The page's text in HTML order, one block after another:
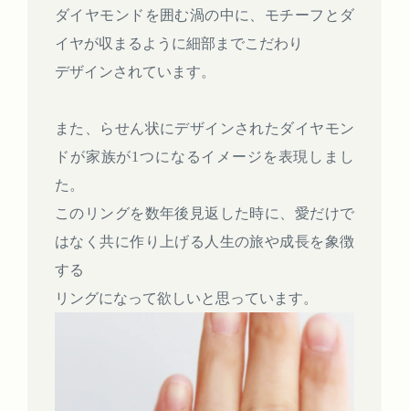
ダイヤモンドを囲む渦の中に、モチーフとダ
イヤが収まるように細部までこだわり
デザインされています。
また、らせん状にデザインされたダイヤモン
ドが家族が1つになるイメージを表現しまし
た。
このリングを数年後見返した時に、愛だけで
はなく共に作り上げる人生の旅や成長を象徴
する
リングになって欲しいと思っています。